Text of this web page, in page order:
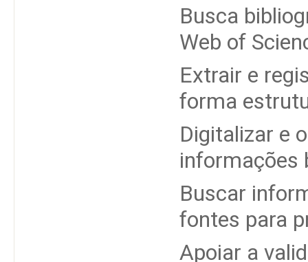
Busca
Web of
Extrair e
forma
Digitalizar e
informações
Buscar
fontes para
Apoiar a